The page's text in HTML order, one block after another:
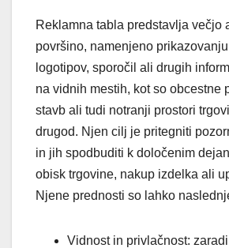
Reklamna tabla predstavlja večjo
površino, namenjeno
logotipov, sporočil ali drugih
na vidnih mestih, kot so obcestne
stavb ali tudi notranji prostori
drugod. Njen cilj je pritegniti
in jih spodbuditi k določenim
obisk trgovine, nakup izdelka ali
Njene prednosti so lahko
Vidnost in privlačnost: